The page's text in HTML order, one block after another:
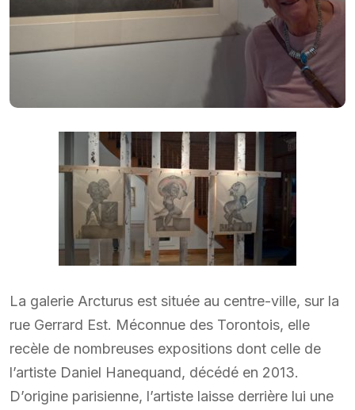
La galerie Arcturus est située au centre-ville, sur la
rue Gerrard Est. Méconnue des Torontois, elle
recèle de nombreuses expositions dont celle de
l’artiste Daniel Hanequand, décédé en 2013.
D’origine parisienne, l’artiste laisse derrière lui une